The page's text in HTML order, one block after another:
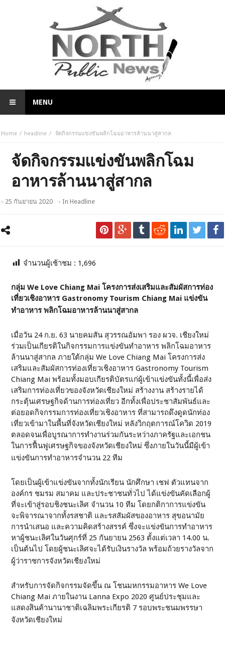
MENU
Home headline จัดกิจกรรมแข่งขันพลิกโฉมอาหารล้านนาสู่สากล
จัดกิจกรรมแข่งขันพลิกโฉม
อาหารล้านนาสู่สากล
- 25 กันยายน 2020 - InHeadline
จำนวนผู้เช้าชม : 1,696
กลุ่ม We Love Chiang Mai โครงการส่งเสริมและสัมผัสการท่อง
เที่ยวเชิงอาหาร Gastronomy Tourism Chiang Mai แข่งขัน
ทำอาหาร พลิกโฉมอาหารล้านนาสู่สากล
เมื่อวัน 24 ก.ย. 63 นายคมสัน สุวรรณอัมพา รอง ผวจ. เชียงใหม่
ร่วมเป็นเกียรติในกิจกรรมการแข่งขันทำอาหาร พลิกโฉมอาหาร
ล้านนาสู่สากล ภายใต้กลุ่ม We Love Chiang Mai โครงการส่ง
เสริมและสัมผัสการท่องเที่ยวเชิงอาหาร Gastronomy Tourism
Chiang Mai พร้อมทั้งมอบเกียรติบัตรแก่ผู้เข้าแข่งขันทั้งนี้เพื่อส่ง
เสริมการท่องเที่ยวของจังหวัดเชียงใหม่ สร้างงาน สร้างรายได้
กระตุ้นเศรษฐกิจด้านการท่องเที่ยว อีกทั้งเพื่อประชาสัมพันธ์และ
ต่อยอดกิจกรรมการท่องเที่ยวเชิงอาหาร ที่สามารถดึงดูดนักท่อง
เที่ยวเข้ามาในพื้นที่จังหวัดเชียงใหม่ หลังวิกฤตการณ์โควิด 2019
ตลอดจนเพื่อบูรณาการทำงานร่วมกันระหว่างภาครัฐและเอกชน
ในการฟื้นฟูเศรษฐกิจของจังหวัดเชียงใหม่ ซึ่งภายในวันนี้มีผู้เข้า
แข่งขันการทำอาหารจำนวน 22 ทีม
โดยเป็นผู้เข้าแข่งขันจากทั้งนักเรียน นักศึกษา เชฟ ตัวแทนจาก
องค์กร ชมรม สมาคม และประชาชนทั่วไป ได้แข่งขันคัดเลือกผู้
ที่จะเข้าสู่รอบชิงชนะเลิศ จำนวน 10 ทีม โดยกติกาการแข่งขัน
จะพิจารณาจากทั้งรสชาติ และรสสัมผัสของอาหาร สุขอนามัย
การนำเสนอ และความคิดสร้างสรรค์ ซึ่งจะแข่งขันการทำอาหาร
หาผู้ชนะเลิศในวันศุกร์ที่ 25 กันยายน 2563 ตั้งแต่เวลา 14.00 น.
เป็นต้นไป โดยผู้ชนะเลิศจะได้รับเงินรางวัล พร้อมถ้วยรางวัลจาก
ผู้ว่าราชการจังหวัดเชียงใหม่
สำหรับการจัดกิจกรรมจัดขึ้น ณ โชนมหกรรมอาหาร We Love
Chiang Mai ภายในงาน Lanna Expo 2020 ศูนย์ประชุมและ
แสดงสินค้านานาชาติเฉลิมพระเกียรติ 7 รอบพระชนมพรรษา
จังหวัดเชียงใหม่